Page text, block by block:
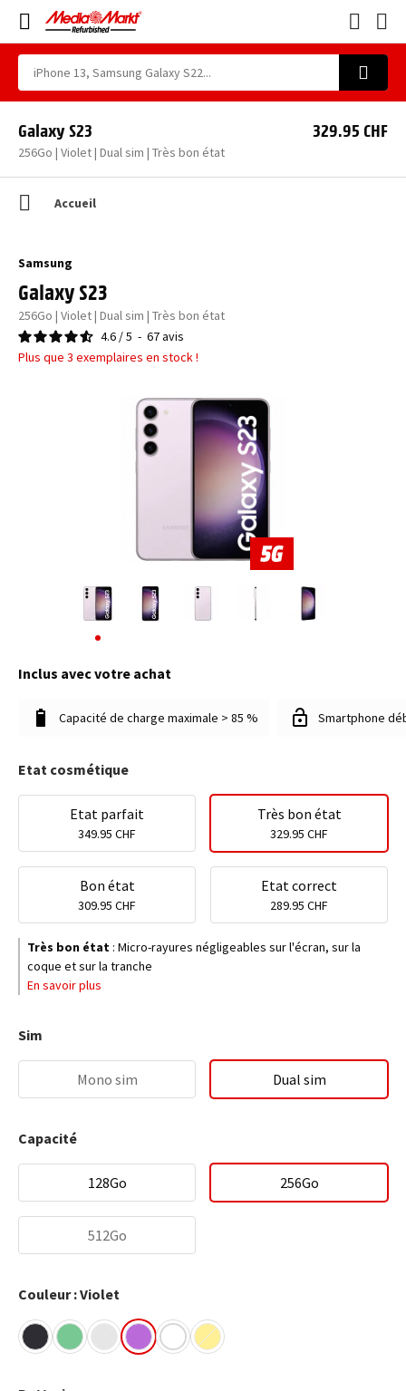
Galaxy S23
256Go | Violet | Dual sim | Très bon état
329.95 CHF
Accueil
Samsung
Galaxy S23
256Go | Violet | Dual sim | Très bon état
4.6 /5 - 67avis
Plus que 3 exemplaires en stock !
Inclus avec votre achat
Capacité de charge maximale > 85 % Smartphone
Etat cosmétique
Etat parfait
349.95 CHF
Très bon état
329.95 CHF
Bon état
309.95 CHF
Etat correct
289.95 CHF
Très bon état : Micro-rayures négligeables sur l'écran, sur la
coque et sur la tranche
En savoir plus
Sim
Mono sim Dual sim
Capacité
128Go 256Go
512Go
Couleur : Violet